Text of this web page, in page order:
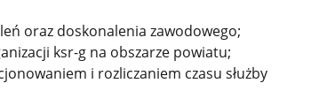
oraz doskonalenia zawodowego;
ksr-g na obszarze powiatu;
i rozliczaniem czasu służby